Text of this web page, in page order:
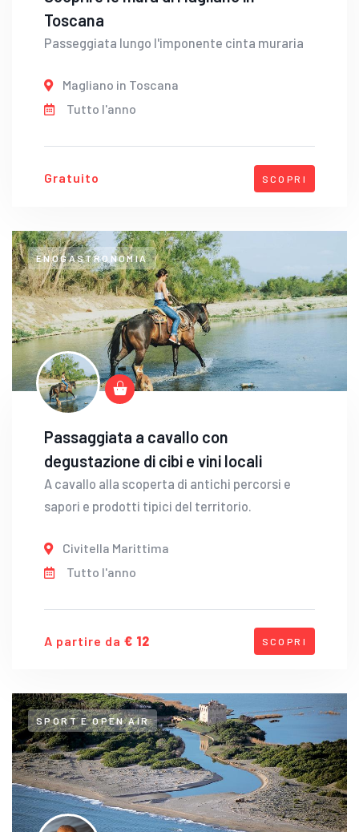
Toscana
Passeggiata lungo l'imponente cinta muraria
Magliano in Toscana
Tutto l'anno
Gratuito SCOPRI
ENOGASTRONOMIA
Passaggiata a cavallo con
degustazione di cibi e vini locali
A cavallo alla scoperta di antichi percorsi e
sapori e prodotti tipici del territorio.
Civitella Marittima
Tutto l'anno
A partire da € 12 SCOPRI
SPORT E OPEN AIR